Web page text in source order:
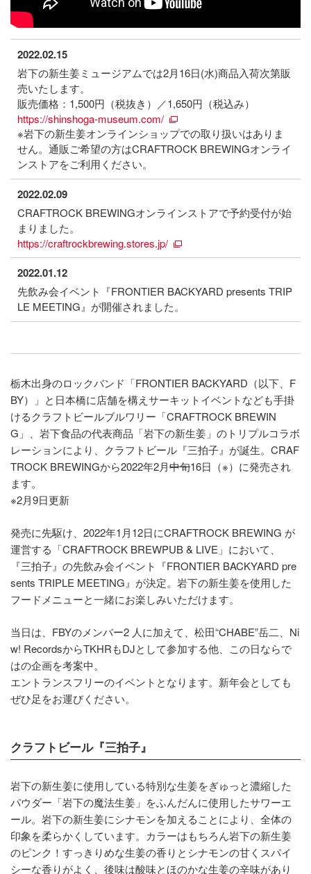
2022.02.15
岩下の新生姜ミュージアムでは2月16日(水)商品入荷次第販
売いたします。
販売価格：1,500円（税抜き）／1,650円（税込み）
https://shinshoga-museum.com/
※岩下の新生姜オンラインショップでの取り扱いはありま
せん。通販ご希望の方はCRAFTROCK BREWINGオンライ
ンストアをご利用ください。
2022.02.09
CRAFTROCK BREWINGオンラインストアで予約受付が始
まりました。
https://craftrockbrewing.stores.jp/
2022.01.12
先飲み会イベント『FRONTIER BACKYARD presents TRIP
LE MEETING』が開催されました。
栃木出身のロックバンド「FRONTIER BACKYARD（以下、F
BY）」と日本橋に店舗を構えサーキットイベントなども手掛
けるクラフトビールブルワリー「CRAFTROCK BREWIN
G」、岩下食品の代表商品「岩下の新生姜」のトリプルコラボ
レーションにより、クラフトビール『三拍子』が誕生。CRAF
TROCK BREWINGから2022年2月中旬16日（※）に発売され
ます。
※2月9日更新
発売に先駆け、2022年1月12日にCRAFTROCK BREWING が
運営する「CRAFTROCK BREWPUB & LIVE」において、
『三拍子』の先飲み会イベント『FRONTIER BACKYARD pre
sents TRIPLE MEETING』が決定。岩下の新生姜を使用した
フードメニューと一緒にお楽しみいただけます。
当日は、FBYのメンバー2 人に加えて、松田“CHABE”岳二、Ni
w! RecordsからTKHRもDJとして参加する他、この日ならで
はの企画を考案中。
エントランスフリーのイベントとなります。新年会としても
ぜひ足をお運びください。
クラフトビール『三拍子』
岩下の新生姜に使用している特別な生姜をぎゅっと濃縮した
パウダー「岩下の魔法生姜」をふんだんに使用したサワーエ
ール。岩下の新生姜にシナモンを加えることにより、全体の
印象を柔らかくしています。カラーはもちろん岩下の新生姜
のピンク！すっきりめな生姜の香りとシナモンの甘くスパイ
シーな香りがよく、後味は酸味とほのかな生姜の辛味があり